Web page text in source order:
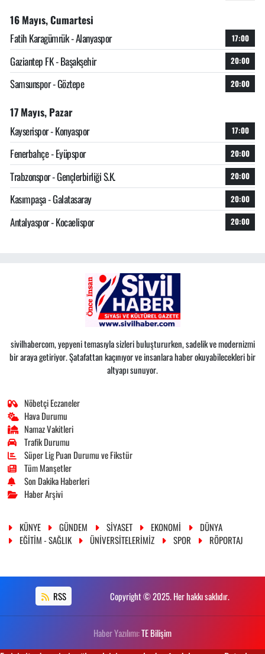
16 Mayıs, Cumartesi
Fatih Karagümrük - Alanyaspor
17:00
Gaziantep FK - Başakşehir 20:00
Samsunspor - Göztepe 20:00
17 Mayıs, Pazar
Kayserispor - Konyaspor
17:00
Fenerbahçe - Eyüpspor 20:00
Trabzonspor - Gençlerbirliği S.K. 20:00
Kasımpaşa - Galatasaray 20:00
Antalyaspor - Kocaelispor 20:00
sivilhabercom, yepyeni temasıyla sizleri buluştururken, sadelik ve modernizmi
bir araya getiriyor. Şatafattan kaçınıyor ve insanlara haber okuyabilecekleri bir
altyapı sunuyor.
Nöbetçi Eczaneler
Hava Durumu
Namaz Vakitleri
Trafik Durumu
Süper Lig Puan Durumu ve Fikstür
Tüm Manşetler
Son Dakika Haberleri
Haber Arşivi
KÜNYE GÜNDEM SİYASET EKONOMİ
DÜNYA
EĞİTİM - SAĞLIK
ÜNİVERSİTELERİMİZ SPOR RÖPORTAJ
RSS Copyright © 2025. Her hakkı saklıdır.
Haber Yazılımı:TE Bilişim